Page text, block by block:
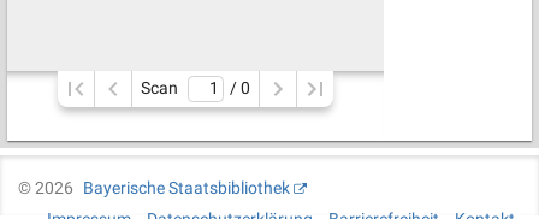
Scan / 0
©2026
Bayerische Staatsbibliothek